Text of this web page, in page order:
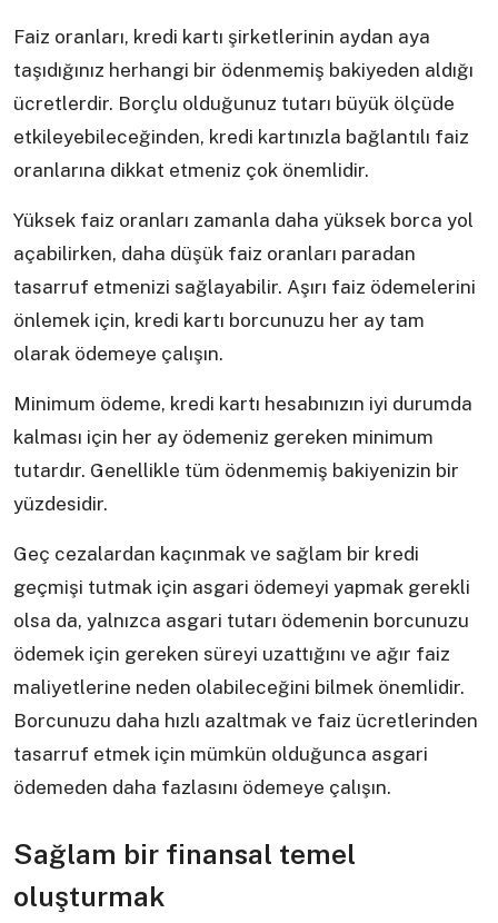
Faiz oranları, kredi kartı şirketlerinin aydan aya
taşıdığınız herhangi bir ödenmemiş bakiyeden aldığı
ücretlerdir. Borçlu olduğunuz tutarı büyük ölçüde
etkileyebileceğinden, kredi kartınızla bağlantılı faiz
oranlarına dikkat etmeniz çok önemlidir.
Yüksek faiz oranları zamanla daha yüksek borca ​​yol
açabilirken, daha düşük faiz oranları paradan
tasarruf etmenizi sağlayabilir. Aşırı faiz ödemelerini
önlemek için, kredi kartı borcunuzu her ay tam
olarak ödemeye çalışın.
Minimum ödeme, kredi kartı hesabınızın iyi durumda
kalması için her ay ödemeniz gereken minimum
tutardır. Genellikle tüm ödenmemiş bakiyenizin bir
yüzdesidir.
Geç cezalardan kaçınmak ve sağlam bir kredi
geçmişi tutmak için asgari ödemeyi yapmak gerekli
olsa da, yalnızca asgari tutarı ödemenin borcunuzu
ödemek için gereken süreyi uzattığını ve ağır faiz
maliyetlerine neden olabileceğini bilmek önemlidir.
Borcunuzu daha hızlı azaltmak ve faiz ücretlerinden
tasarruf etmek için mümkün olduğunca asgari
ödemeden daha fazlasını ödemeye çalışın.
Sağlam bir finansal temel
oluşturmak